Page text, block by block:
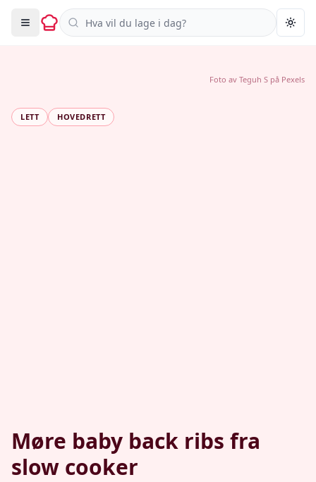
Søk i oppskrifter
LETT HOVEDRETT
Møre baby back ribs fra
slow cooker
Foto av Teguh S på Pexels